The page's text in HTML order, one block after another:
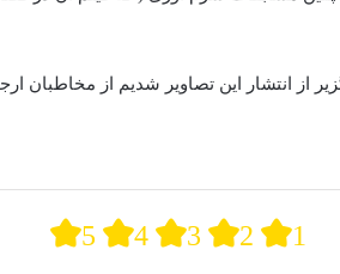
از انتشار این تصاویر شدیم از مخاطبان
5 4 3 2 1